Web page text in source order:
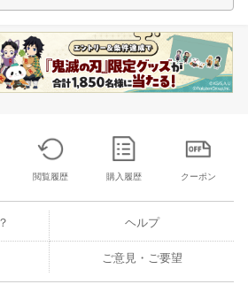
閲覧履歴 購入履歴 クーポン
ヘルプ
ご意見・ご要望